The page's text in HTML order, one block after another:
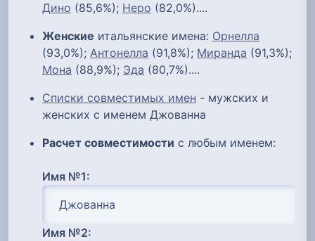
Дино (85,6%); Неро (82,0%)....
Женские итальянские имена: Орнелла
(93,0%); Антонелла (91,8%); Миранда (91,3%);
Мона (88,9%); Эда (80,7%)....
Списки совместимых имен - мужских и
женских с именем Джованна
Расчет совместимости с любым именем:
Имя №1:
Имя №2: